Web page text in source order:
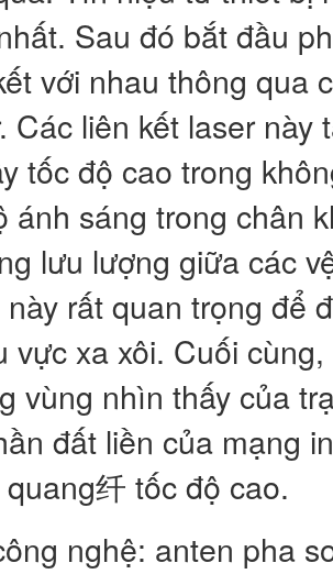
Sau đó bắt đầu
với nhau thông qua
Các liên kết laser
tốc độ cao trong
ánh sáng trong chân
lưu lượng giữa các
rất quan trọng để
vực xa xôi. Cuối
vùng nhìn thấy của
đất liền của mạng
纤 tốc độ cao.
nghệ: anten pha